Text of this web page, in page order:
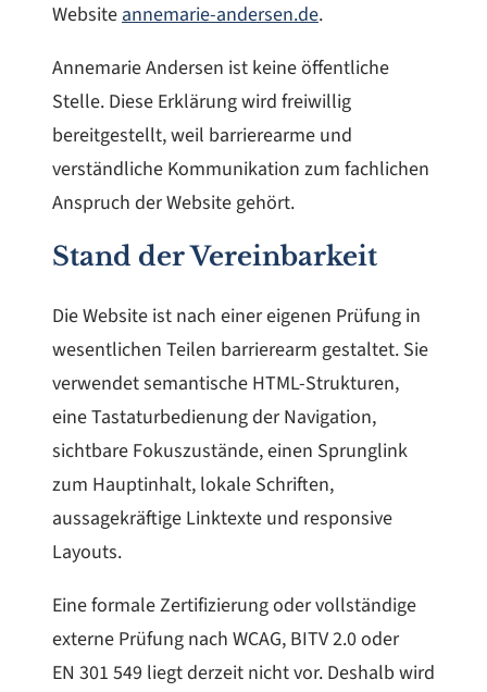
Websiteannemarie-andersen.de.
Annemarie Andersen ist keine öffentliche
Stelle. Diese Erklärung wird freiwillig
bereitgestellt, weil barrierearme und
verständliche Kommunikation zum fachlichen
Anspruch der Website gehört.
Stand der Vereinbarkeit
Die Website ist nach einer eigenen Prüfung in
wesentlichen Teilen barrierearm gestaltet. Sie
verwendet semantische HTML-Strukturen,
eine Tastaturbedienung der Navigation,
sichtbare Fokuszustände, einen Sprunglink
zum Hauptinhalt, lokale Schriften,
aussagekräftige Linktexte und responsive
Layouts.
Eine formale Zertifizierung oder vollständige
externe Prüfung nach WCAG, BITV 2.0 oder
EN 301 549 liegt derzeit nicht vor. Deshalb wird